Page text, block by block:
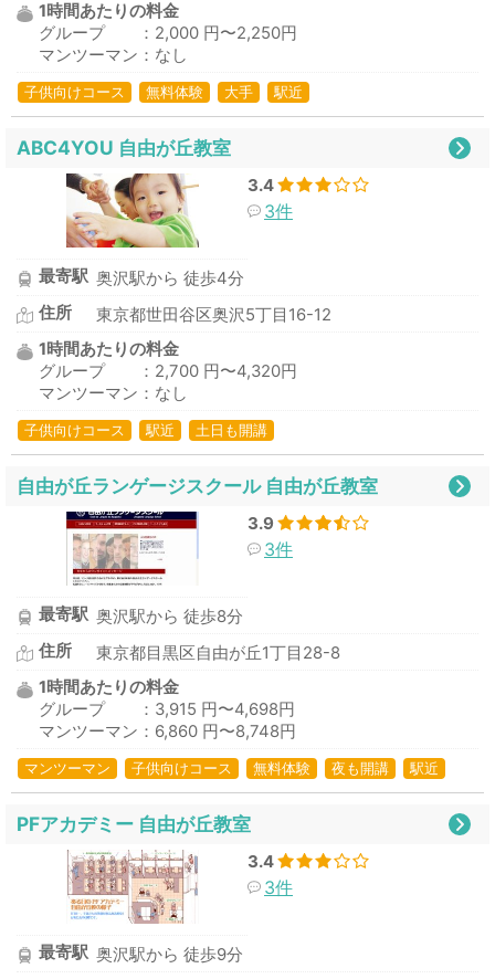
1時間あたりの料金
グループ ：2,000 円〜2,250円
マンツーマン：なし
子供向けコース 無料体験 大手 駅近
ABC4YOU 自由が丘教室
3.4
3件
最寄駅 奥沢駅から 徒歩4分
住所
東京都世田谷区奥沢5丁目16-12
1時間あたりの料金
グループ ：2,700 円〜4,320円
マンツーマン：なし
子供向けコース 駅近 土日も開講
自由が丘ランゲージスクール 自由が丘教室
3.9
3件
最寄駅 奥沢駅から 徒歩8分
住所
東京都目黒区自由が丘1丁目28-8
1時間あたりの料金
グループ ：3,915 円〜4,698円
マンツーマン：6,860 円〜8,748円
マンツーマン 子供向けコース 無料体験 夜も開講 駅近
PFアカデミー 自由が丘教室
3.4
3件
最寄駅 奥沢駅から 徒歩9分